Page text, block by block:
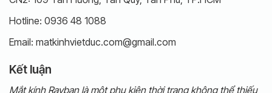
Hotline: 0936 48 1088
Email: matkinhvietduc.com@gmail.com
Kết luận
Mắt kính Rayban là một phụ kiện thời trang không thể thiếu